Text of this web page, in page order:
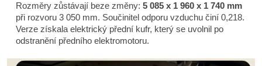
Rozměry zůstávají beze změny: 5 085 x 1 960 x 1 740 mm
při rozvoru 3 050 mm. Součinitel odporu vzduchu činí 0,218.
Verze získala elektrický přední kufr, který se uvolnil po
odstranění předního elektromotoru.